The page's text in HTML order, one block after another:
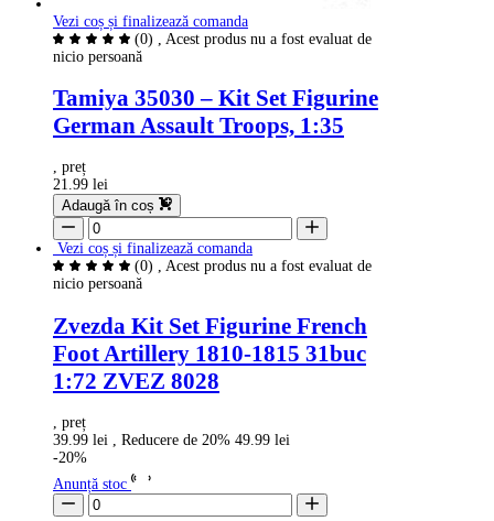
Vezi coș și finalizează comanda
(0)
, Acest produs nu a fost evaluat de
nicio persoană
Tamiya 35030 – Kit Set Figurine
German Assault Troops, 1:35
, preț
21.99 lei
Adaugă în coș
Vezi coș și finalizează comanda
(0) , Acest produs nu a fost evaluat de
nicio persoană
Zvezda Kit Set Figurine French
Foot Artillery 1810-1815 31buc
1:72 ZVEZ 8028
, preț
39.99 lei , Reducere de 20% 49.99 lei
-20%
Anunță stoc